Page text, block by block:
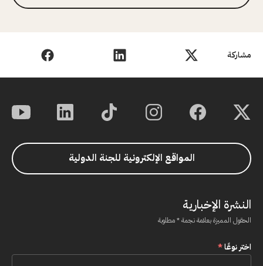
مشاركة
المواقع الإلكترونية للجنة الدولية
النشرة الإخبارية
الحقول المميزة بعلامة نجمة * مطلوبة
اختر نوعًا*